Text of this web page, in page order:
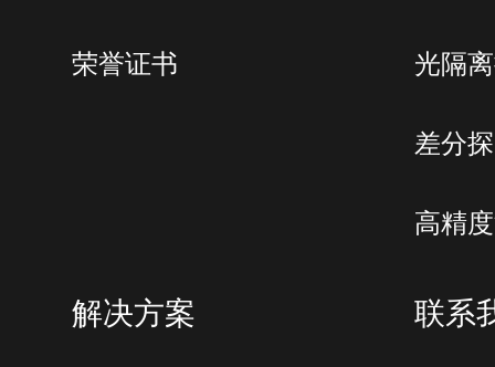
件、步编号、设定电压、设定电流以
荣誉证书 光隔
差分
高精
解决方案 联系